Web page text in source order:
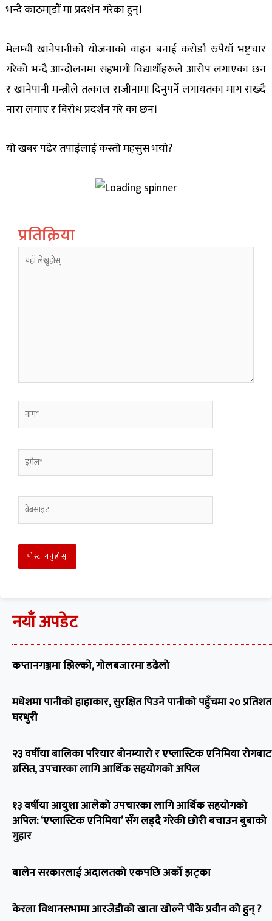
भन्दै काठमा्डौं मा प्रदर्शन गरेका हुन्।
मेलम्ची खानेपानीकाे योजनाको वाहन बनाई करोडौं रुपैयाँ भष्ट्रचार
गरेको भन्दै आन्दोलनमा सहभागी विद्यार्थीहरूले आरोप लगाएका छन
र खानेपानी मन्त्रीले तत्काल राजीनामा दिनुपर्ने लगायतका माग राख्दै
नारा लगाए र बिरोध प्रदर्शन गरे का छन।
यो खबर पढेर तपाईलाई कस्तो महसुस भयो?
प्रतिक्रिया
नयाँ अपडेट
कप्तानगञ्जमा झिल्को, गोलबजारमा डढेलो
मधेशमा पानीको हाहाकार, सुरक्षित पिउने पानीको पहुँचमा २० प्रतिशत
घरधुरी
२३ वर्षीया बालिका परियार बोनम्यारो र एप्लास्टिक एनिमिया रोगबाट
ग्रसित, उपचारका लागि आर्थिक सहयोगको अपिल
१३ वर्षीया आयुशा आलेको उपचारका लागि आर्थिक सहयोगको
अपिल: ‘एप्लास्टिक एनिमिया’ सँग लड्दै गरेकी छोरी बचाउन बुबाको
गुहार
बालेन सरकारलाई अदालतको एकपछि अर्को झट्का
केरला विधानसभामा आरजेडीको खाता खोल्ने पीके प्रवीन को हुन् ?